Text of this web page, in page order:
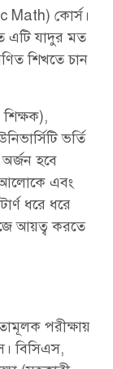
Math) কোর্স।
এটি যাদুর মত
শিখতে চান
ভর্তি
হবে
আলোকে এবং
ধরে ধরে
আয়ত্ব করতে
পরীক্ষায়
বিসিএস,